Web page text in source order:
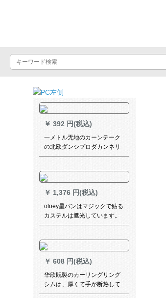
￥ 392 円(税込)
一メトル无地のカーンテーク
の北欧ダンシプロダカンネリ
ングリングリングリングリン
可奥纱白纱オーストリアダカ
ン1メトル打孔
￥ 1,376 円(税込)
oloey星パンはマジックで贴る
カステルは遮光しています。
小羽音ネットの红姫系寝室を
ースタッドは幅が1.5*2(短い
してもいいです。)面の魔青フ
ーは星です。
￥ 608 円(税込)
华欣既製のカーリングリング
シムは、厚くて手が断热して
UVカーターの防光遮光リング